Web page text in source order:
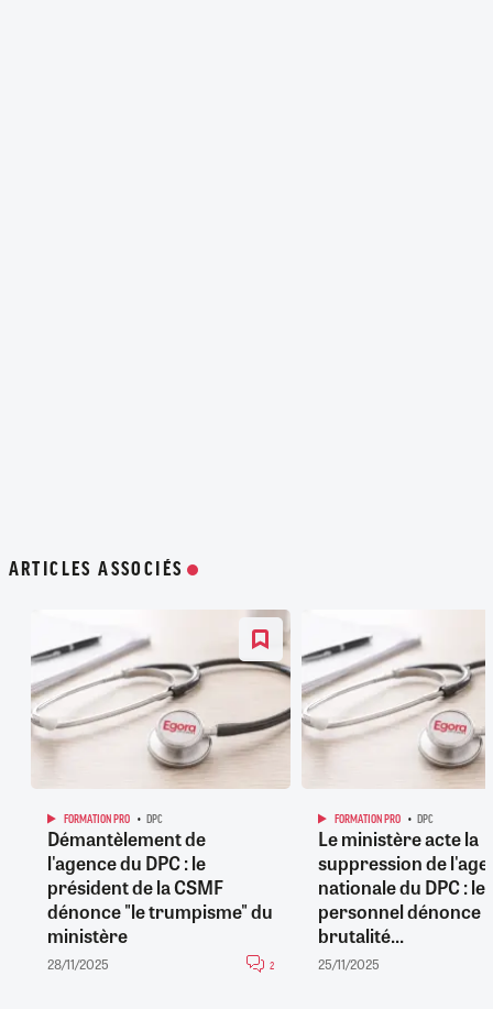
ARTICLES ASSOCIÉS
FORMATION PRO DPC
Démantèlement de
l'agence du DPC : le
président de la CSMF
dénonce "le trumpisme" du
ministère
28/11/2025 2
FORMATION PRO DPC
Le ministère acte la
suppression de
nationale du DPC : le
personnel dénonce
brutalité...
25/11/2025